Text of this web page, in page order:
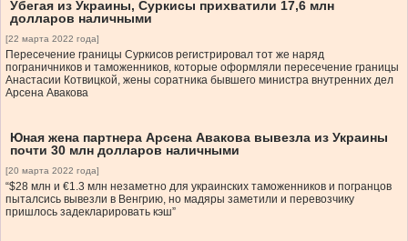
Убегая из Украины, Суркисы прихватили 17,6 млн
долларов наличными
[22 марта 2022 года]
Пересечение границы Суркисов регистрировал тот же наряд
пограничников и таможенников, которые оформляли пересечение границы
Анастасии Котвицкой, жены соратника бывшего министра внутренних дел
Арсена Авакова
Юная жена партнера Арсена Авакова вывезла из Украины
почти 30 млн долларов наличными
[20 марта 2022 года]
“$28 млн и €1.3 млн незаметно для украинских таможенников и погранцов
пыталсись вывезли в Венгрию, но мадяры заметили и перевозчику
пришлось задекларировать кэш”